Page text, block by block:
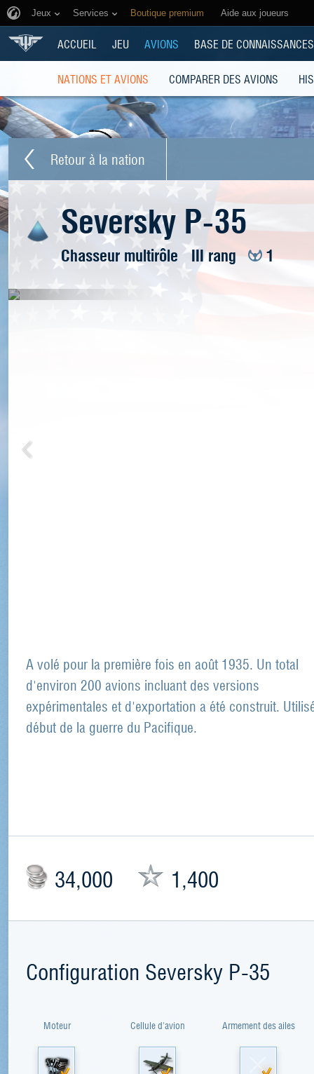
Jeux Services Boutique premium Aide aux joueurs
ACCUEIL JEU AVIONS BASE DE CONNAISSANCES
NATIONS ET AVIONS COMPARER DES AVIONS
Retour à la nation
Seversky P-35
Chasseur multirôle III rang 1
A volé pour la première fois en août 1935. Un total
d'environ 200 avions incluant des versions
expérimentales et d'exportation a été construit.
début de la guerre du Pacifique.
34,000 1,400
Configuration Seversky P-35
Moteur Cellule d'avion Armement des ailes